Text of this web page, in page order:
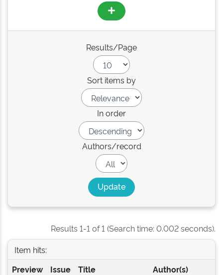
Results/Page
Sort items by
In order
Authors/record
Results 1-1 of 1 (Search time: 0.002 seconds).
Item hits:
Preview
Issue
Title Author(s)